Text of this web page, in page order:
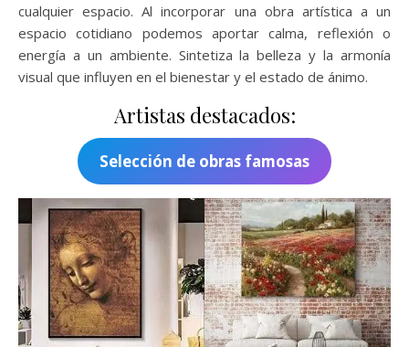
cualquier espacio. Al incorporar una obra artística a un
espacio cotidiano podemos aportar calma, reflexión o
energía a un ambiente. Sintetiza la belleza y la armonía
visual que influyen en el bienestar y el estado de ánimo.
Artistas destacados:
Selección de obras famosas